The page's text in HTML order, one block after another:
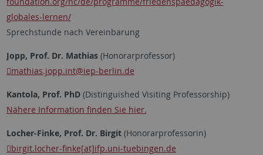
globales-lernen/
Sprechstunde nach Vereinbarung
Jopp, Prof. Dr. Mathias(Honorarprofessor)
mathias.jopp.int@iep-berlin.de
Kantola, Prof. PhD (Distinguished Visiting Professorship)
Nähere Information finden Sie hier.
Locher-Finke, Prof. Dr. Birgit(Honorarprofessorin)
birgit.locher-finke[at]ifp.uni-tuebingen.de